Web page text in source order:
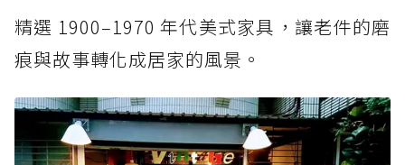
精選 1900–1970 年代美式家具，讓老件的磨
痕與故事轉化成居家的風景。